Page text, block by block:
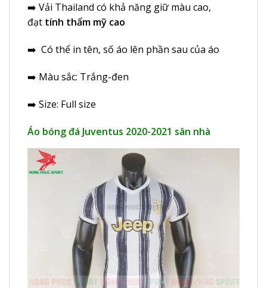
➡️ Vải Thailand có khả năng giữ màu cao,
đạt tính thẩm mỹ cao
➡️ Có thể in tên, số áo lên phần sau của áo
➡️ Màu sắc: Trắng-đen
➡️ Size: Full size
Áo bóng đá Juventus 2020-2021 sân nhà